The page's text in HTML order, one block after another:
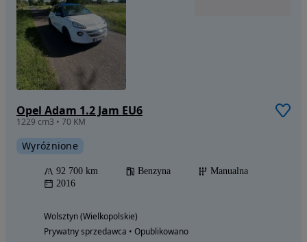
Opel Adam 1.2 Jam EU6
1229 cm3 • 70 KM
Wyróżnione
92 700 km Benzyna
Manualna
2016
Wolsztyn (Wielkopolskie)
Prywatny sprzedawca • Opublikowano